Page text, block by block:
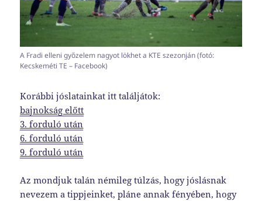
A Fradi elleni győzelem nagyot lökhet a KTE szezonján (fotó:
Kecskeméti TE – Facebook)
Korábbi jóslatainkat itt találjátok:
bajnokság előtt
3. forduló után
6. forduló után
9. forduló után
Az mondjuk talán némileg túlzás, hogy jóslásnak
nevezem a tippjeinket, pláne annak fényében, hogy